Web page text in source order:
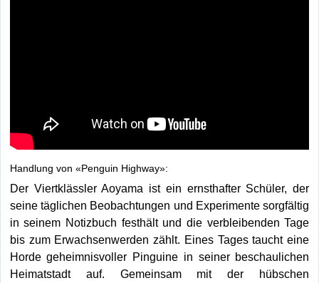
Handlung von «Penguin Highway»:
Der Viertklässler Aoyama ist ein ernsthafter Schüler, der
seine täglichen Beobachtungen und Experimente sorgfältig
in seinem Notizbuch festhält und die verbleibenden Tage
bis zum Erwachsenwerden zählt. Eines Tages taucht eine
Horde geheimnisvoller Pinguine in seiner beschaulichen
Heimatstadt auf. Gemeinsam mit der hübschen